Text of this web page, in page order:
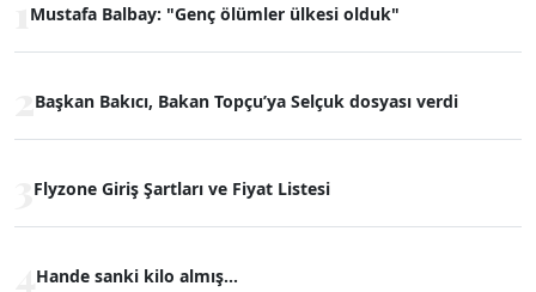
Mustafa Balbay: "Genç ölümler ülkesi olduk"
Başkan Bakıcı, Bakan Topçu’ya Selçuk dosyası verdi
Flyzone Giriş Şartları ve Fiyat Listesi
Hande sanki kilo almış...